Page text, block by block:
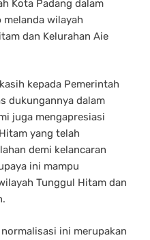
Kota Padang dalam
wilayah
dan Kelurahan Aie
kepada Pemerintah
dukungannya dalam
juga mengapresiasi
yang telah
demi kelancaran
ini mampu
Tunggul Hitam dan
ini merupakan